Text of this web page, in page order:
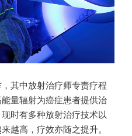
其中放射治疗师专责疗程
量辐射为癌症患者提供治
时有多种放射治疗技术以
越高，疗效亦随之提升。